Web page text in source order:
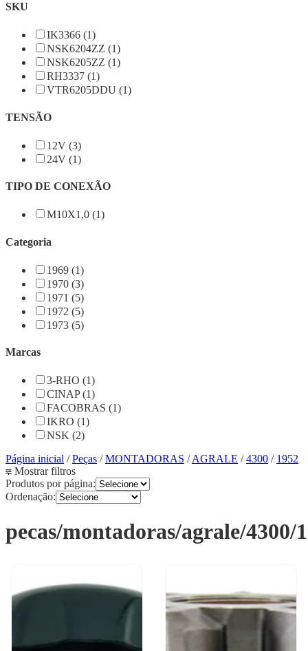
SKU
IK3366 (1)
NSK6204ZZ (1)
NSK6205ZZ (1)
RH3337 (1)
VTR6205DDU (1)
TENSÃO
12V (3)
24V (1)
TIPO DE CONEXÃO
M10X1,0 (1)
Categoria
1969 (1)
1970 (3)
1971 (5)
1972 (5)
1973 (5)
Marcas
3-RHO (1)
CINAP (1)
FACOBRAS (1)
IKRO (1)
NSK (2)
Página inicial /Peças /MONTADORAS /AGRALE /4300 / 1952
Mostrar filtros
Produtos por página:
Ordenação:
pecas/montadoras/agrale/4300/